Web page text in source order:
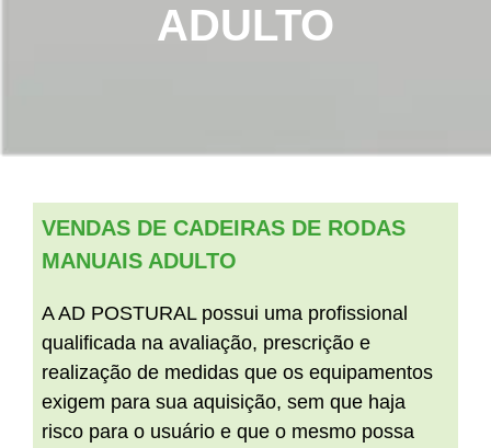
ADULTO
VENDAS DE CADEIRAS DE RODAS
MANUAIS ADULTO
A AD POSTURAL possui uma profissional
qualificada na avaliação, prescrição e
realização de medidas que os equipamentos
exigem para sua aquisição, sem que haja
risco para o usuário e que o mesmo possa